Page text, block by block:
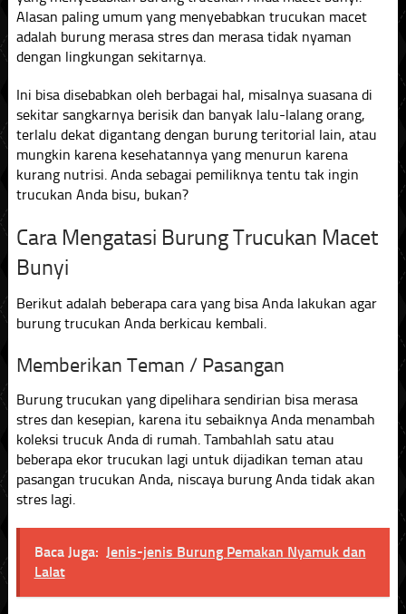
Alasan paling umum yang menyebabkan trucukan macet
adalah burung merasa stres dan merasa tidak nyaman
dengan lingkungan sekitarnya.
Ini bisa disebabkan oleh berbagai hal, misalnya suasana di
sekitar sangkarnya berisik dan banyak lalu-lalang orang,
terlalu dekat digantang dengan burung teritorial lain, atau
mungkin karena kesehatannya yang menurun karena
kurang nutrisi. Anda sebagai pemiliknya tentu tak ingin
trucukan Anda bisu, bukan?
Cara Mengatasi Burung Trucukan Macet
Bunyi
Berikut adalah beberapa cara yang bisa Anda lakukan agar
burung trucukan Anda berkicau kembali.
Memberikan Teman / Pasangan
Burung trucukan yang dipelihara sendirian bisa merasa
stres dan kesepian, karena itu sebaiknya Anda menambah
koleksi trucuk Anda di rumah. Tambahlah satu atau
beberapa ekor trucukan lagi untuk dijadikan teman atau
pasangan trucukan Anda, niscaya burung Anda tidak akan
stres lagi.
Baca Juga: Jenis-jenis Burung Pemakan Nyamuk dan
Lalat